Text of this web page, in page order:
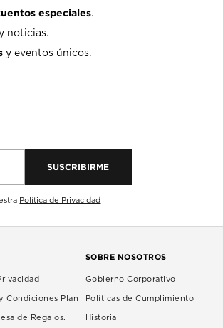
especiales.
noticias.
y eventos únicos.
SUSCRIBIRME
Política de Privacidad
Condiciones Plan
de Regalos.
SOBRE NOSOTROS
Gobierno Corporativo
Políticas de Cumplimiento
Historia